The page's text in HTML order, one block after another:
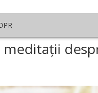
generațiilor - meditații despre